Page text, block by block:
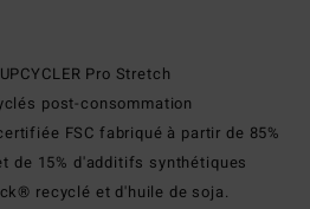
UPCYCLER Pro Stretch
post-consommation
FSC fabriqué à partir de 85%
de 15% d'additifs synthétiques
recyclé et d'huile de soja.